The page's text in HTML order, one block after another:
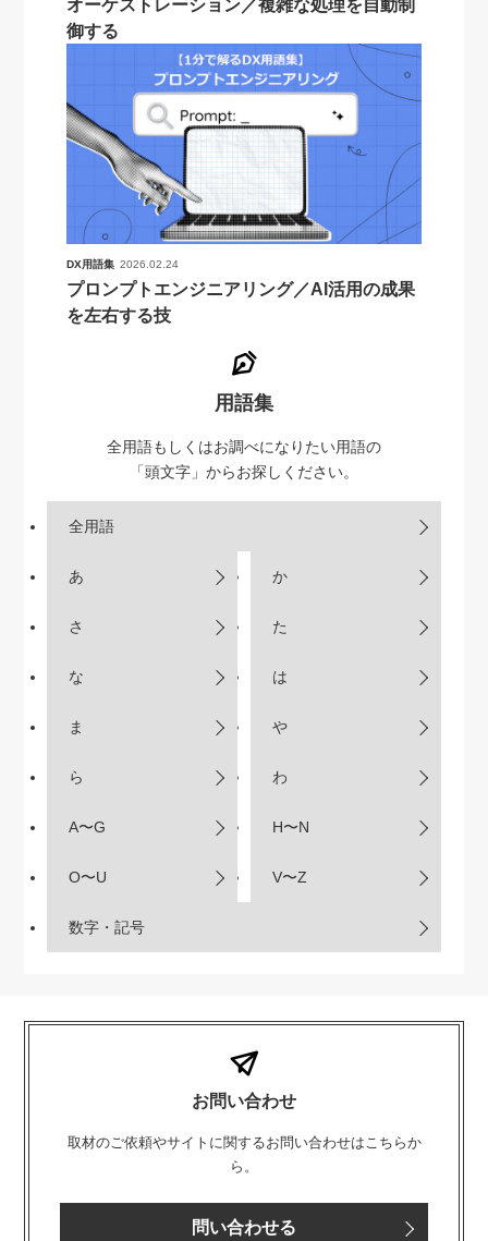
オーケストレーション／複雑な処理を自動制
御する
DX用語集 2026.02.24
プロンプトエンジニアリング／AI活用の成果
を左右する技
用語集
全用語もしくはお調べになりたい用語の
「頭文字」からお探しください。
全用語
あ か
さ た
な は
ま や
ら わ
A〜G H〜N
O〜U V〜Z
数字・記号
お問い合わせ
取材のご依頼やサイトに関するお問い合わせはこちらか
ら。
問い合わせる